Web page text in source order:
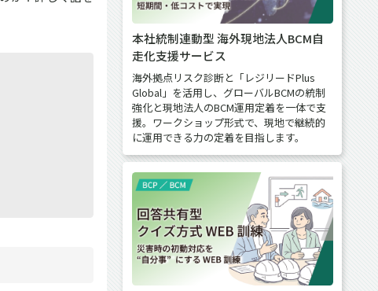
本社統制連動型 海外現地法人BCM自
走化支援サービス
海外拠点リスク診断と「レジリードPlus
Global」を活用し、グローバルBCMの統制
強化と現地法人のBCM運用定着を一体で支
援。ワークショップ形式で、現地で継続的
に運用できる力の定着を目指します。